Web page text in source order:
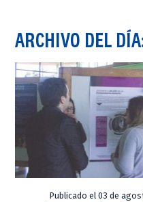
ARCHIVO DEL
Publicado el 03 de